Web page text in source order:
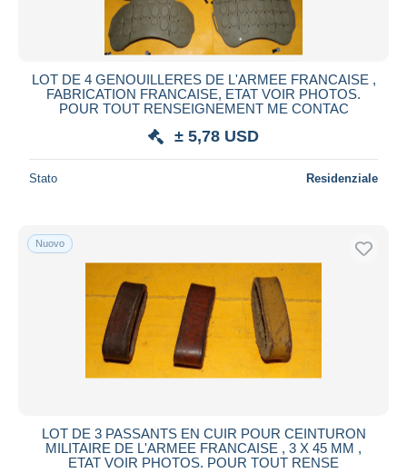
LOT DE 4 GENOUILLERES DE L'ARMEE FRANCAISE ,
FABRICATION FRANCAISE, ETAT VOIR PHOTOS.
POUR TOUT RENSEIGNEMENT ME CONTAC
± 5,78 USD
Stato Residenziale
Nuovo
LOT DE 3 PASSANTS EN CUIR POUR CEINTURON
MILITAIRE DE L'ARMEE FRANCAISE , 3 X 45 MM ,
ETAT VOIR PHOTOS. POUR TOUT RENSE